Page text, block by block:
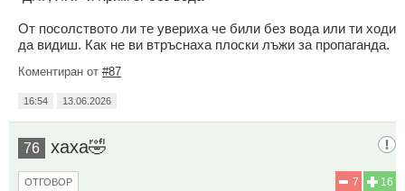
От посолството ли те увериха че били без вода или ти ходи
да видиш. Как не ви втръснаха плоски лъжи за пропаганда.
Коментиран от #87
16:54 13.06.2026
76 хаха🤣
16
7
ОТГОВОР